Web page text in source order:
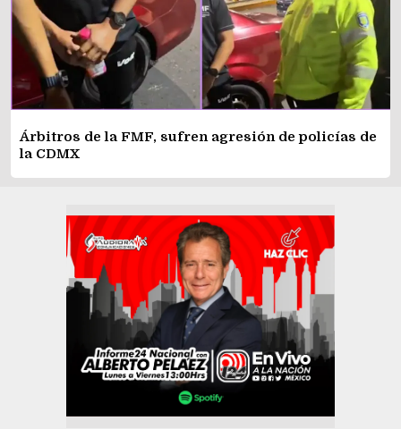
Árbitros de la FMF, sufren agresión de policías de
la CDMX